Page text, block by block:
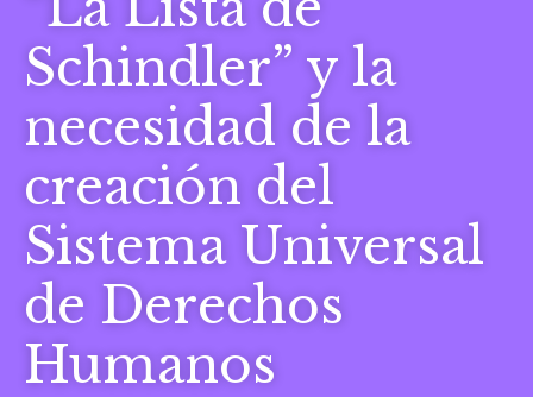
Schindler” y la
necesidad de la
creación del
Sistema Universal
de Derechos
Humanos